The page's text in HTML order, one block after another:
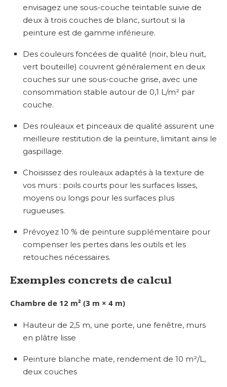
envisagez une sous-couche teintable suivie de
deux à trois couches de blanc, surtout si la
peinture est de gamme inférieure.
Des couleurs foncées de qualité (noir, bleu nuit,
vert bouteille) couvrent généralement en deux
couches sur une sous-couche grise, avec une
consommation stable autour de 0,1 L/m² par
couche.
Des rouleaux et pinceaux de qualité assurent une
meilleure restitution de la peinture, limitant ainsi le
gaspillage.
Choisissez des rouleaux adaptés à la texture de
vos murs : poils courts pour les surfaces lisses,
moyens ou longs pour les surfaces plus
rugueuses.
Prévoyez 10 % de peinture supplémentaire pour
compenser les pertes dans les outils et les
retouches nécessaires.
Exemples concrets de calcul
Chambre de 12 m² (3 m × 4 m)
Hauteur de 2,5 m, une porte, une fenêtre, murs
en plâtre lisse
Peinture blanche mate, rendement de 10 m²/L,
deux couches